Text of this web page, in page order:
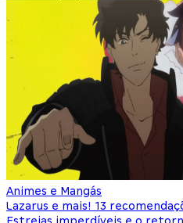
Animes e Mangás
Lazarus e mais! 13